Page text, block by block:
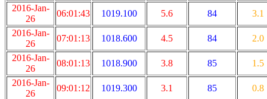
2016-Jan-
26
06:01:43 1019.100 5.6 84
3.1
2016-Jan-
26
07:01:13 1018.600 4.5 84
2.0
2016-Jan-
26
08:01:13 1018.900 3.8 85
1.5
2016-Jan-
26
09:01:12 1019.300 3.1 85
0.8